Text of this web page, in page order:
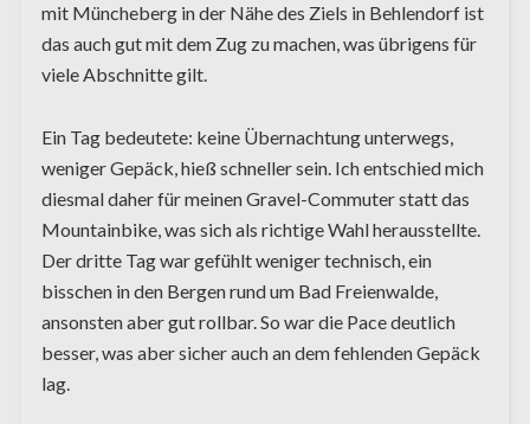
mit Müncheberg in der Nähe des Ziels in Behlendorf ist
das auch gut mit dem Zug zu machen, was übrigens für
viele Abschnitte gilt.
Ein Tag bedeutete: keine Übernachtung unterwegs,
weniger Gepäck, hieß schneller sein. Ich entschied mich
diesmal daher für meinen Gravel-Commuter statt das
Mountainbike, was sich als richtige Wahl herausstellte.
Der dritte Tag war gefühlt weniger technisch, ein
bisschen in den Bergen rund um Bad Freienwalde,
ansonsten aber gut rollbar. So war die Pace deutlich
besser, was aber sicher auch an dem fehlenden Gepäck
lag.